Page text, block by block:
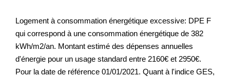
Logement à consommation énergétique excessive: DPE F
qui correspond à une consommation énergétique de 382
kWh/m2/an. Montant estimé des dépenses annuelles
d'énergie pour un usage standard entre 2160€ et 2950€.
Pour la date de référence 01/01/2021. Quant à l'indice GES,